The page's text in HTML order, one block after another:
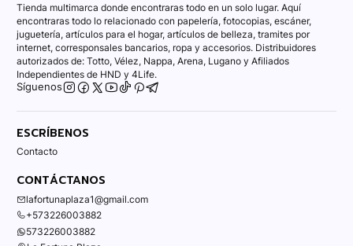
Tienda multimarca donde encontraras todo en un solo lugar. Aquí
encontraras todo lo relacionado con papelería, fotocopias, escáner,
juguetería, artículos para el hogar, artículos de belleza, tramites por
internet, corresponsales bancarios, ropa y accesorios. Distribuidores
autorizados de: Totto, Vélez, Nappa, Arena, Lugano y Afiliados
Independientes de HND y 4Life.
Síguenos
ESCRÍBENOS
Contacto
CONTÁCTANOS
lafortunaplaza1@gmail.com
+573226003882
573226003882